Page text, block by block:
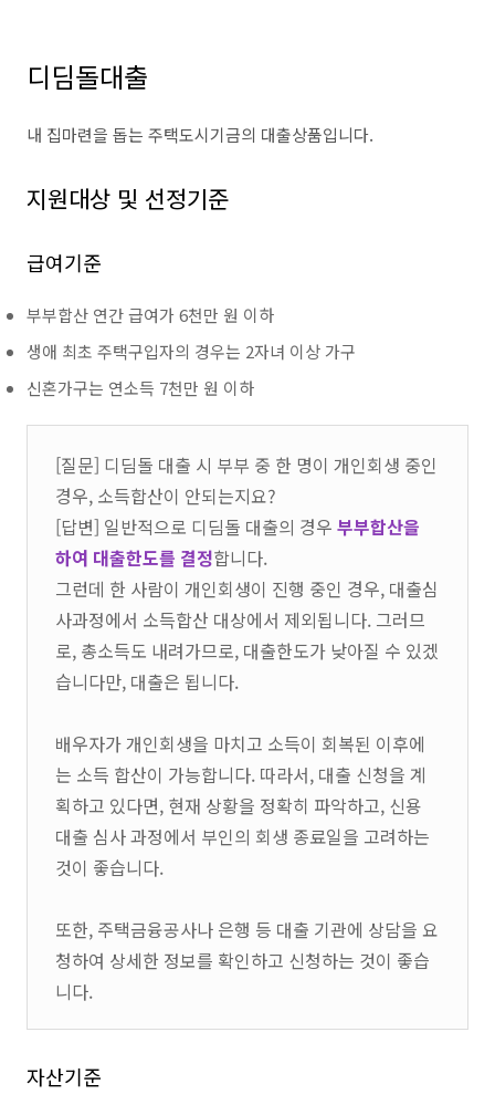
디딤돌대출
내 집마련을 돕는 주택도시기금의 대출상품입니다.
지원대상 및 선정기준
급여기준
부부합산 연간 급여가 6천만 원 이하
생애 최초 주택구입자의 경우는 2자녀 이상 가구
신혼가구는 연소득 7천만 원 이하
[질문] 디딤돌 대출 시 부부 중 한 명이 개인회생 중인
경우, 소득합산이 안되는지요?
[답변] 일반적으로 디딤돌 대출의 경우 부부합산을
하여 대출한도를 결정합니다.
그런데 한 사람이 개인회생이 진행 중인 경우, 대출심
사과정에서 소득합산 대상에서 제외됩니다. 그러므
로, 총소득도 내려가므로, 대출한도가 낮아질 수 있겠
습니다만, 대출은 됩니다.
배우자가 개인회생을 마치고 소득이 회복된 이후에
는 소득 합산이 가능합니다. 따라서, 대출 신청을 계
획하고 있다면, 현재 상황을 정확히 파악하고, 신용
대출 심사 과정에서 부인의 회생 종료일을 고려하는
것이 좋습니다.
또한, 주택금융공사나 은행 등 대출 기관에 상담을 요
청하여 상세한 정보를 확인하고 신청하는 것이 좋습
니다.
자산기준